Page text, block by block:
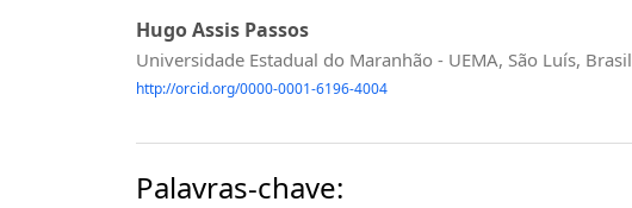
Hugo Assis Passos
Universidade Estadual do Maranhão - UEMA, São Luís, Brasil
http://orcid.org/0000-0001-6196-4004
Palavras-chave: